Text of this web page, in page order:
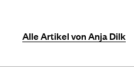
Alle Artikel von Anja Dilk